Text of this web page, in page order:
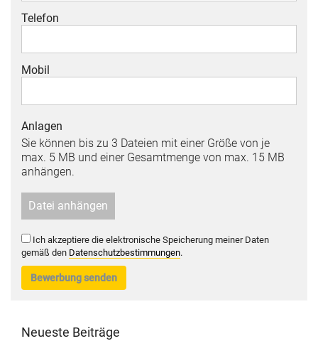
Telefon
Mobil
Anlagen
Sie können bis zu 3 Dateien mit einer Größe von je
max. 5 MB und einer Gesamtmenge von max. 15 MB
anhängen.
Datei anhängen
Ich akzeptiere die elektronische Speicherung meiner Daten
gemäß den Datenschutzbestimmungen.
Bewerbung senden
Neueste Beiträge